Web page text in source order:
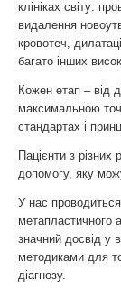
клініках світу:
видалення
кровотеч,
багато інших
Кожен етап – від
максимальною
стандартах і
Пацієнти з
допомогу, яку
У нас проводиться
метапластичного
значний досвід у
методиками для
діагнозу.